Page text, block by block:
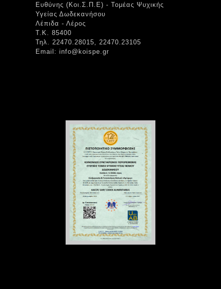
Ευθύνης (Κοι.Σ.Π.Ε) - Τομέας Ψυχικής
Υγείας Δωδεκανήσου
Λέπιδα - Λέρος
Τ.Κ. 85400
Τηλ. 22470.28015, 22470.23105
Email: info@koispe.gr